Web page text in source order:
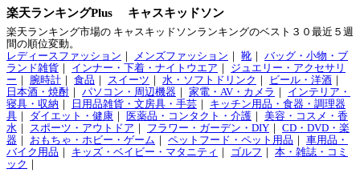
楽天ランキングPlus キャスキッドソン
楽天ランキング市場の キャスキッドソンランキングのベスト３０最近５週
間の順位変動。
レディースファッション
メンズファッション 靴
バッグ・小物・ブ
ランド雑貨
インナー・下着・ナイトウエア
ジュエリー・アクセサリ
ー
腕時計 食品 スイーツ 水・ソフトドリンク ビール・洋酒
日本酒・焼酎
パソコン・周辺機器 家電・AV・カメラ
インテリア・
寝具・収納
日用品雑貨・文房具・手芸
キッチン用品・食器・調理器
具
ダイエット・健康 医薬品・コンタクト・介護
美容・コスメ・香
水
スポーツ・アウトドア フラワー・ガーデン・DIY
CD・DVD・楽
器
おもちゃ・ホビー・ゲーム ペットフード・ペット用品
車用品・
バイク用品
キッズ・ベイビー・マタニティ ゴルフ
本・雑誌・コミ
ック